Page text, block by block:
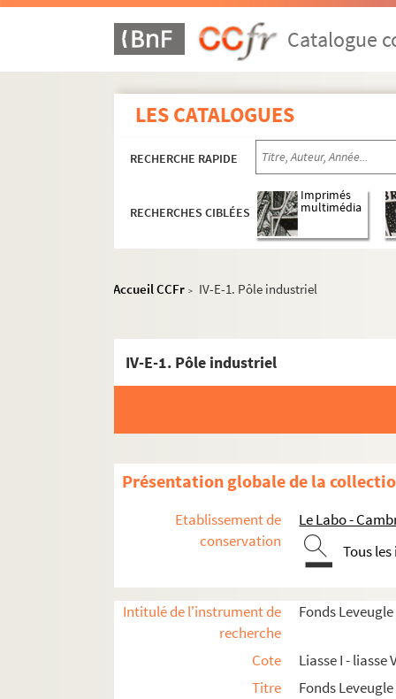
Catalogue
LES CATALOGUES
RECHERCHE RAPIDE
RECHERCHES CIBLÉES
Imprimés
multimédia
Accueil CCFr > IV-E-1. Pôle industriel
IV-E-1. Pôle industriel
Présentation globale de la
Etablissement de
conservation
Le Labo -
Tous
Intitulé de l'instrument de
recherche
Fonds Leveugle
Cote
Liasse I - liasse
Titre
Fonds Leveugle